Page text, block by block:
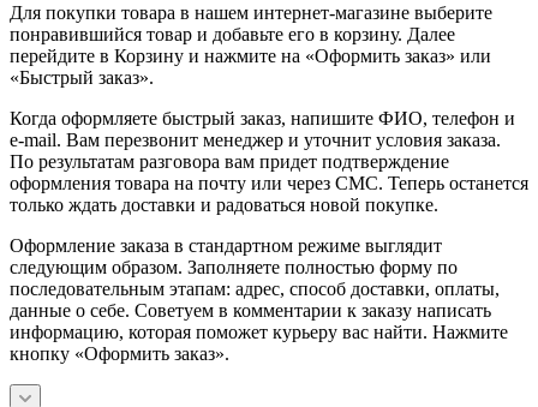
Для покупки товара в нашем интернет-магазине выберите
понравившийся товар и добавьте его в корзину. Далее
перейдите в Корзину и нажмите на «Оформить заказ» или
«Быстрый заказ».
Когда оформляете быстрый заказ, напишите ФИО, телефон и
e-mail. Вам перезвонит менеджер и уточнит условия заказа.
По результатам разговора вам придет подтверждение
оформления товара на почту или через СМС. Теперь останется
только ждать доставки и радоваться новой покупке.
Оформление заказа в стандартном режиме выглядит
следующим образом. Заполняете полностью форму по
последовательным этапам: адрес, способ доставки, оплаты,
данные о себе. Советуем в комментарии к заказу написать
информацию, которая поможет курьеру вас найти. Нажмите
кнопку «Оформить заказ».